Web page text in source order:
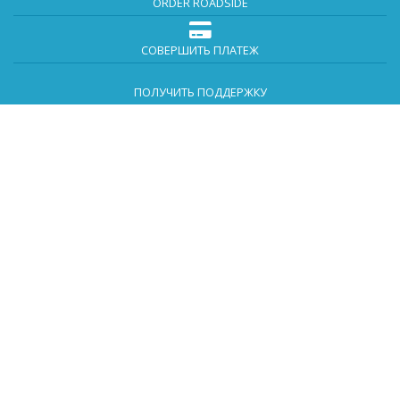
ORDER ROADSIDE
СОВЕРШИТЬ ПЛАТЕЖ
ПОЛУЧИТЬ ПОДДЕРЖКУ